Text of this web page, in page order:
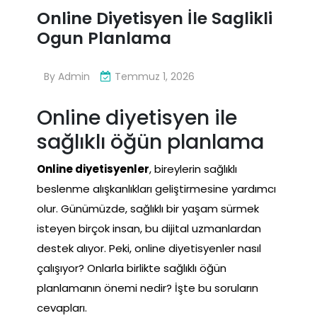
Online Diyetisyen İle Saglikli
Ogun Planlama
By Admin Temmuz 1, 2026
Online diyetisyen ile
sağlıklı öğün planlama
Online diyetisyenler, bireylerin sağlıklı
beslenme alışkanlıkları geliştirmesine yardımcı
olur. Günümüzde, sağlıklı bir yaşam sürmek
isteyen birçok insan, bu dijital uzmanlardan
destek alıyor. Peki, online diyetisyenler nasıl
çalışıyor? Onlarla birlikte sağlıklı öğün
planlamanın önemi nedir? İşte bu soruların
cevapları.